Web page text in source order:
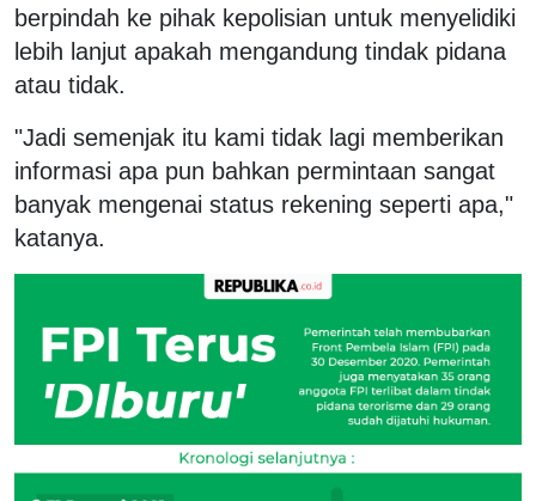
berpindah ke pihak kepolisian untuk menyelidiki
lebih lanjut apakah mengandung tindak pidana
atau tidak.
"Jadi semenjak itu kami tidak lagi memberikan
informasi apa pun bahkan permintaan sangat
banyak mengenai status rekening seperti apa,"
katanya.